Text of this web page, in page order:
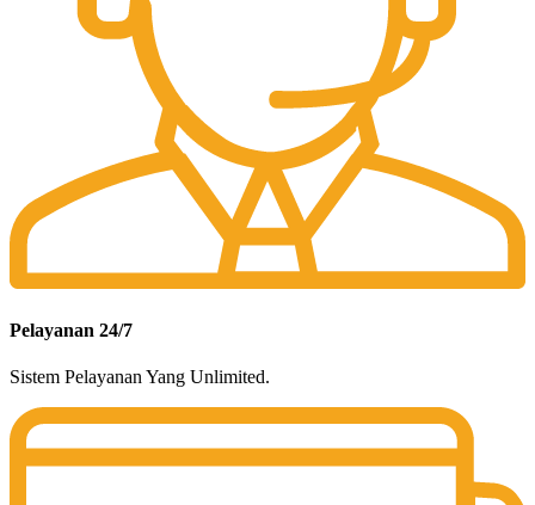
Pelayanan 24/7
Sistem Pelayanan Yang Unlimited.